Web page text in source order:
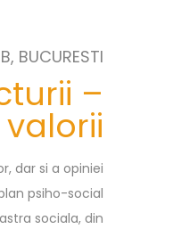
BUCURESTI
–
dar si a opiniei
psiho-social
sociala, din